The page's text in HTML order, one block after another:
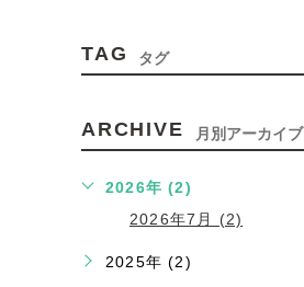
TAG タグ
ARCHIVE 月別アーカイブ
2026年 (2)
2026年7月 (2)
2025年 (2)